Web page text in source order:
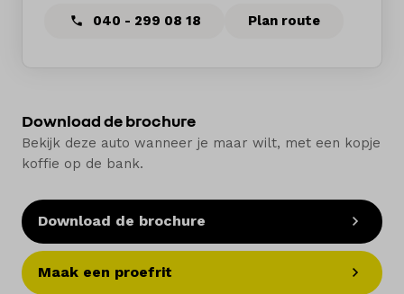
040 - 299 08 18 Plan route
Download de brochure
Bekijk deze auto wanneer je maar wilt, met een kopje
koffie op de bank.
Download de brochure
Maak een proefrit